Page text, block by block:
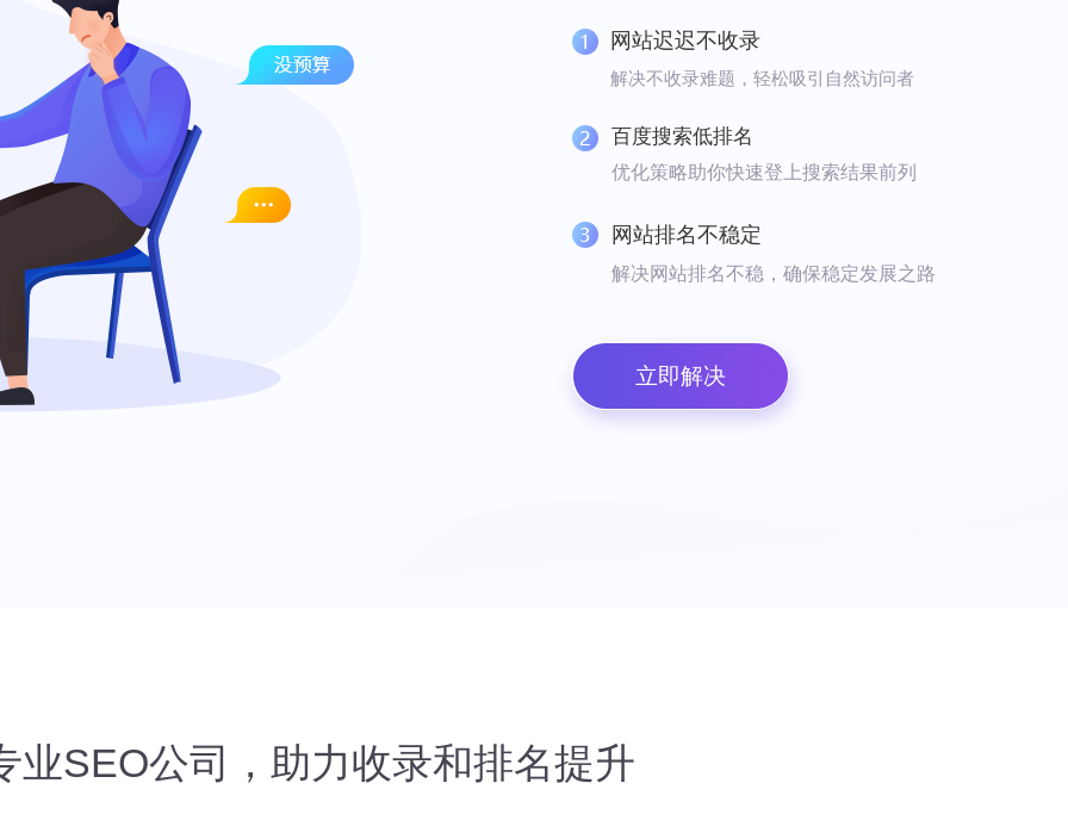
网站迟迟不收录
解决不收录难题，轻松吸引自然访问者
百度搜索低排名
优化策略助你快速登上搜索结果前列
网站排名不稳定
解决网站排名不稳，确保稳定发展之路
立即解决
业SEO公司，助力收录和排名提升